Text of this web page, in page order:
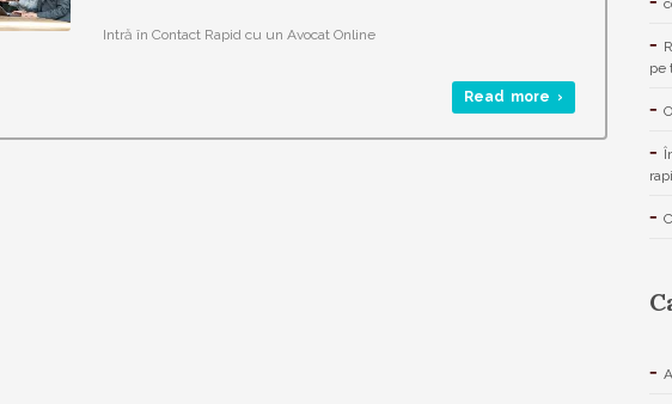
Intră în Contact Rapid cu un Avocat Online
Read more ›
pe